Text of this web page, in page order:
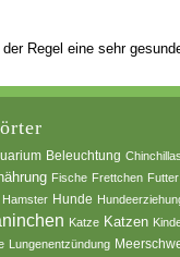
Regel eine sehr
Beleuchtung Chinchillas
Fische Frettchen Futter
Hamster Hunde
Katze Katzen
Lungenentzündung